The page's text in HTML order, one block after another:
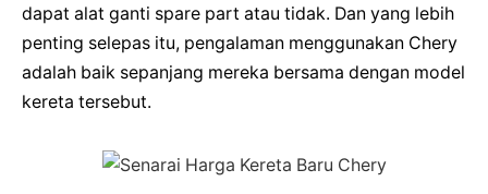
dapat alat ganti spare part atau tidak. Dan yang lebih
penting selepas itu, pengalaman menggunakan Chery
adalah baik sepanjang mereka bersama dengan model
kereta tersebut.